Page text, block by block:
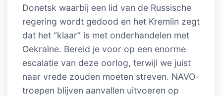
Donetsk waarbij een lid van de Russische
regering wordt gedood en het Kremlin zegt
dat het “klaar” is met onderhandelen met
Oekraïne. Bereid je voor op een enorme
escalatie van deze oorlog, terwijl we juist
naar vrede zouden moeten streven. NAVO-
troepen blijven aanvallen uitvoeren op